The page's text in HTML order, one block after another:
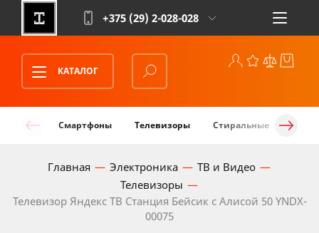
+375 (29) 2-028-028
КАТАЛОГ
Смартфоны Телевизоры Стиральные машины
Главная Электроника
ТВ и Видео
Телевизоры
Телевизор Яндекс ТВ Станция Бейсик с Алисой 50 YNDX-
00075